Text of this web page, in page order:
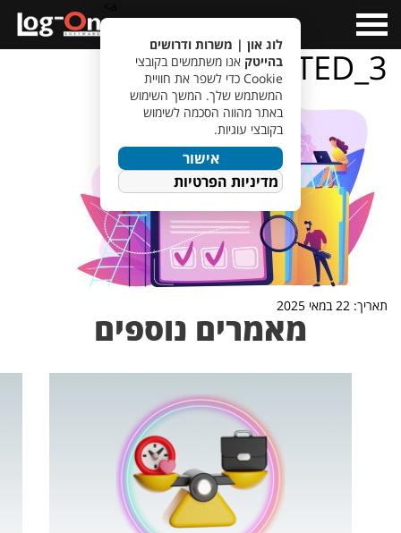
Menu
TED_3
תאריך: 22 במאי 2025
מאמרים נוספים
לוג און | משרות ודרושים
בהייטק אנו משתמשים בקובצי
Cookie כדי לשפר את חוויית
המשתמש שלך. המשך השימוש
באתר מהווה הסכמה לשימוש
בקובצי עוגיות.
אישור
מדיניות הפרטיות